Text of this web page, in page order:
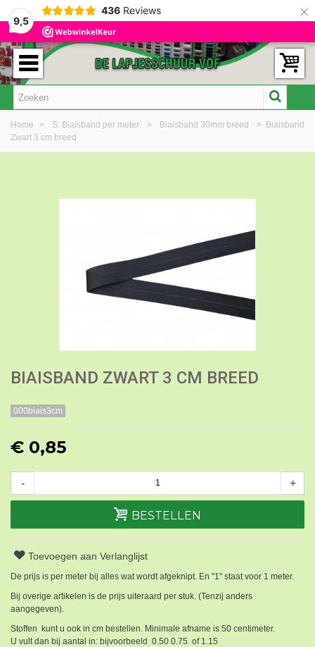
9,5
436 Reviews ×
Home > S: Biaisband per meter > Biaisband 30mm breed > Biaisband
Zwart 3 cm breed
BIAISBAND ZWART 3 CM BREED
000biais3cm
€ 0,85
- +
BESTELLEN
Toevoegen aan Verlanglijst
De prijs is per meter bij alles wat wordt afgeknipt. En "1" staat voor 1 meter.
Bij overige artikelen is de prijs uiteraard per stuk. (Tenzij anders
aangegeven).
Stoffen kunt u ook in cm bestellen. Minimale afname is 50 centimeter.
U vult dan bij aantal in: bijvoorbeeld 0.50 0.75 of 1.15